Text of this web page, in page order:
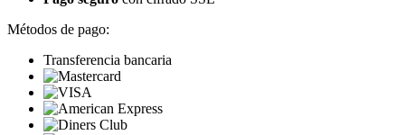
Métodos de pago:
Transferencia bancaria